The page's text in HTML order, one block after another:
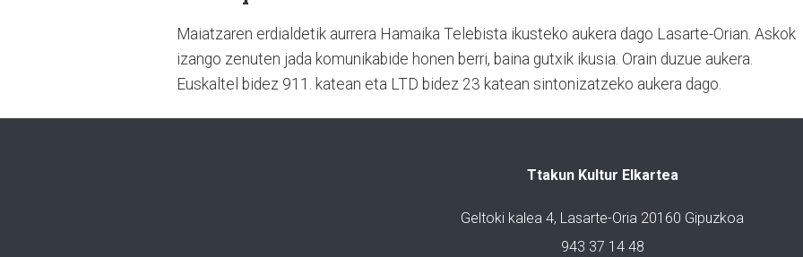
Maiatzaren erdialdetik aurrera Hamaika Telebista ikusteko aukera dago Lasarte-Orian. Askok
izango zenuten jada komunikabide honen berri, baina gutxik ikusia. Orain duzue aukera.
Euskaltel bidez 911. katean eta LTD bidez 23 katean sintonizatzeko aukera dago.
Ttakun Kultur Elkartea
Geltoki kalea 4, Lasarte-Oria 20160 Gipuzkoa
943 37 14 48